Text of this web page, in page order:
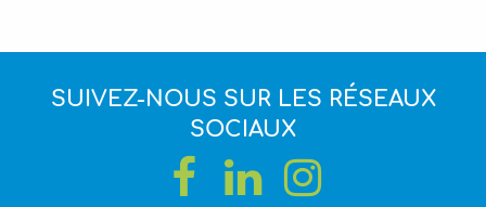
SUIVEZ-NOUS SUR LES RÉSEAUX
SOCIAUX